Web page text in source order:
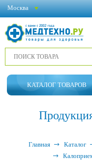
Москва
КАТАЛОГ ТОВАРОВ
Главная Каталог